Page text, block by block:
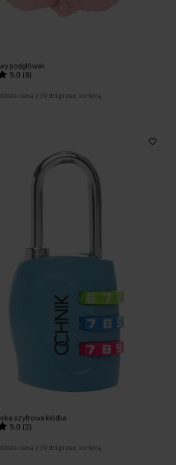
podgłówek
5.0 (8)
cena z 30 dni przed obniżką
szyfrowa kłódka
5.0 (2)
cena z 30 dni przed obniżką